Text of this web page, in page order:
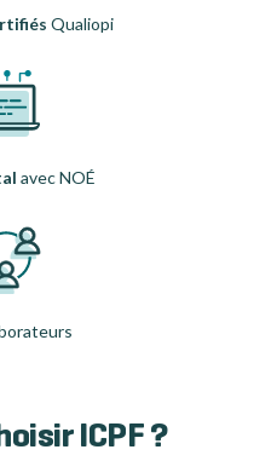
Qualiopi
avec NOÉ
ICPF ?